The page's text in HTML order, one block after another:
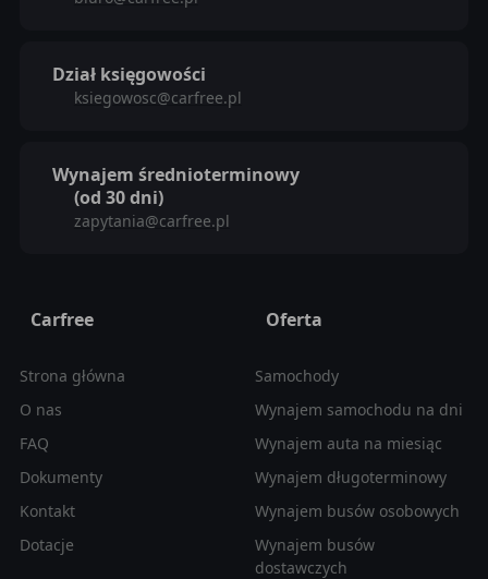
Dział księgowości
ksiegowosc@carfree.pl
Wynajem średnioterminowy
(od 30 dni)
zapytania@carfree.pl
Carfree
Strona główna
O nas
FAQ
Dokumenty
Kontakt
Dotacje
Oferta
Samochody
Wynajem samochodu na dni
Wynajem auta na miesiąc
Wynajem długoterminowy
Wynajem busów osobowych
Wynajem busów
dostawczych